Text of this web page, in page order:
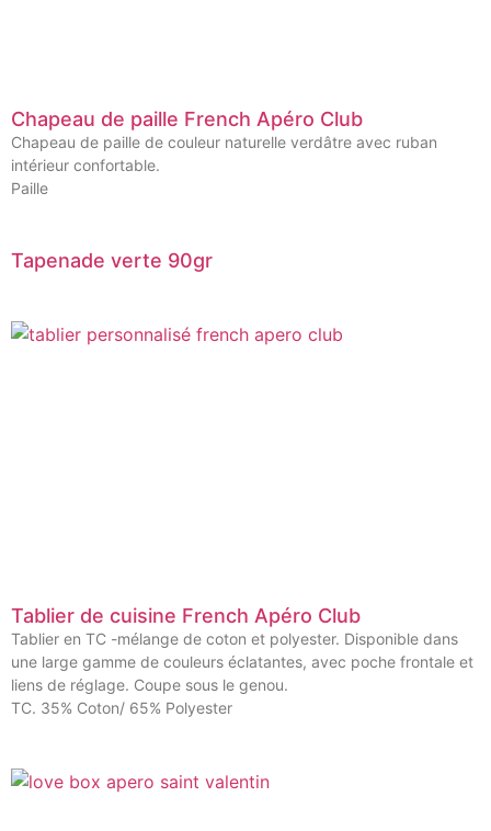
Chapeau de paille French Apéro Club
Chapeau de paille de couleur naturelle verdâtre avec ruban
intérieur confortable.
Paille
Tapenade verte 90gr
Tablier de cuisine French Apéro Club
Tablier en TC -mélange de coton et polyester. Disponible dans
une large gamme de couleurs éclatantes, avec poche frontale et
liens de réglage. Coupe sous le genou.
TC. 35% Coton/ 65% Polyester